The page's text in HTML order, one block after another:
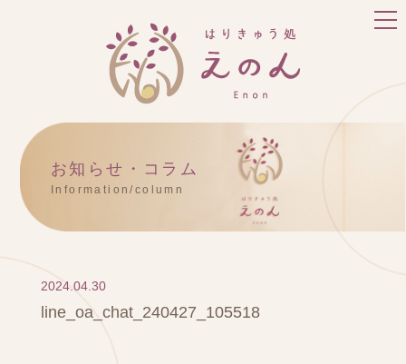
お知らせ・コラム
Information/column
2024.04.30
line_oa_chat_240427_105518